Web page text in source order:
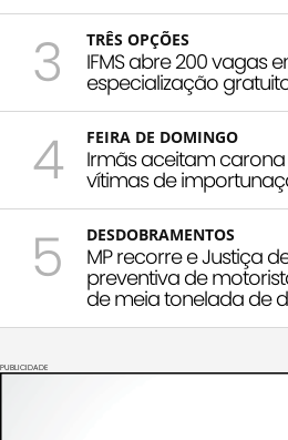
3 TRÊS OPÇÕES
IFMS abre 200 vagas
especialização
4 FEIRA DE DOMINGO
Irmãs aceitam
vítimas de
5 DESDOBRAMENTOS
MP recorre e Justiça
preventiva de
de meia tonelada de
PUBLICIDADE